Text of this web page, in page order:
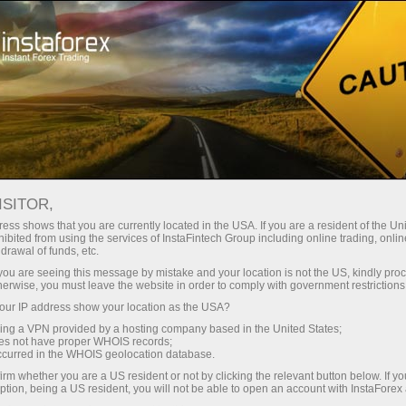
Campagnes Concours Jaguar F-Type
Jaguar F-Type
d’InstaForex
La promotion «Ne rêvez pas, mais gagnez la
Jaguar F-type d'InstaForex» est officiellement
terminée ! Le numéro-Jaguar51287a été fixé le
30 octobre 2016.
Après toutes les vérifications nécessaires, un
shows that you are currently located in the USA. If you are a resident of the
from using the services of InstaFintech Group including online trading,
of funds, etc.
are seeing this message by mistake and your location is not the US, kindly
you must leave the website in order to comply with government
IP address show your location as the USA?
a VPN provided by a hosting company based in the United States;
not have proper WHOIS records;
in the WHOIS geolocation database.
whether you are a US resident or not by clicking the relevant button below. If
being a US resident, you will not be able to open an account with InstaForex